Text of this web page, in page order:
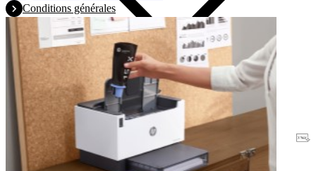
Garantie
Conditions générales